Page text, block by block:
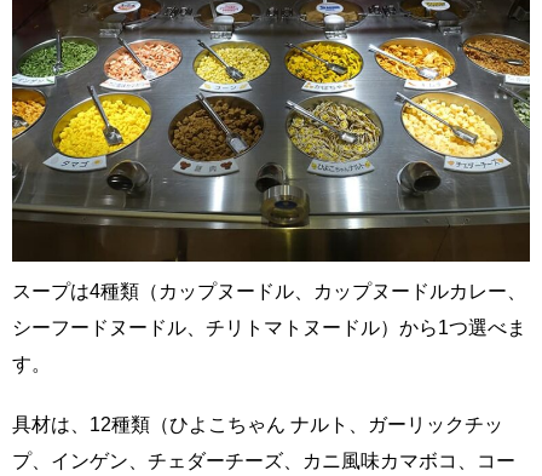
スープは4種類（カップヌードル、カップヌードルカレー、
シーフードヌードル、チリトマトヌードル）から1つ選べま
す。
具材は、12種類（ひよこちゃん ナルト、ガーリックチッ
プ、インゲン、チェダーチーズ、カニ風味カマボコ、コー